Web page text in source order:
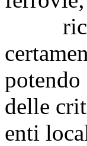
delle
enti